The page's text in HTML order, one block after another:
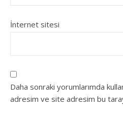
İnternet sitesi
Daha sonraki yorumlarımda
adresim ve site adresim bu